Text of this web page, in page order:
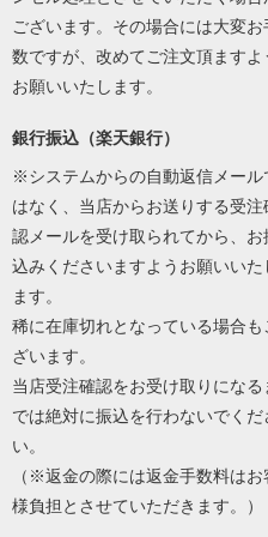
ございます。その場合には大変お
数ですが、改めてご注文頂ますよ
お願いいたします。
銀行振込（楽天銀行）
※システムからの自動返信メール
はなく、当店からお送りする受注
認メールを受け取られてから、お
込みくださいますようお願いいた
ます。
稀に在庫切れとなっている場合も
ざいます。
当店受注確認をお受け取りになる
では絶対に振込を行わないでくだ
い。
（※返金の際には返金手数料はお
様負担とさせていただきます。）